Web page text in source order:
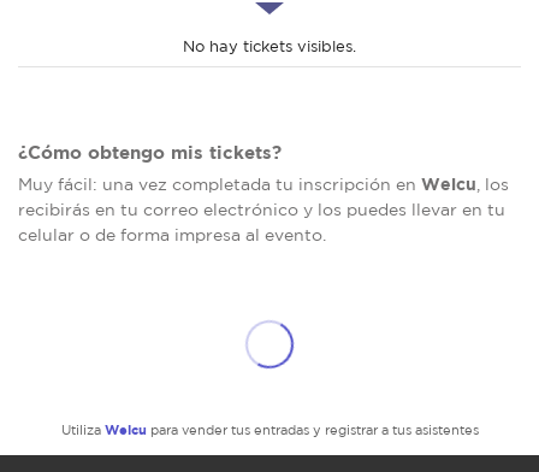
No hay tickets visibles.
¿Cómo obtengo mis tickets?
Muy fácil: una vez completada tu inscripción en Welcu , los
recibirás en tu correo electrónico y los puedes llevar en tu
celular o de forma impresa al evento.
Utiliza Welcu para vender tus entradas y registrar a tus asistentes